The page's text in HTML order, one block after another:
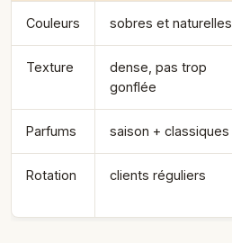
Couleurs sobres et naturelles
Texture
dense, pas trop
gonflée
Parfums saison + classiques
Rotation clients réguliers